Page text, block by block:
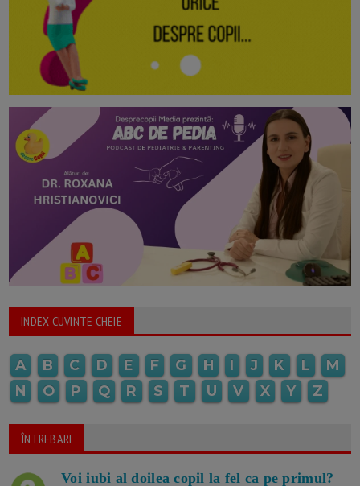
INDEX CUVINTE CHEIE
A B C D E F G H I J K L
M
N
O P Q R S T U V X Y Z
ÎNTREBARI
Voi iubi al doilea copil la fel ca pe primul?